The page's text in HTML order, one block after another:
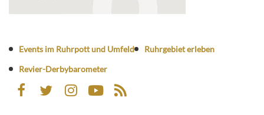
Events im Ruhrpott und Umfeld
Ruhrgebiet erleben
Revier-Derbybarometer